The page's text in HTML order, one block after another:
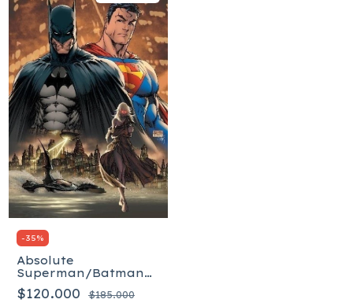
-35%
Absolute
Superman/Batman
Vol. 1 - Tapa dura
$120.000 $185.000